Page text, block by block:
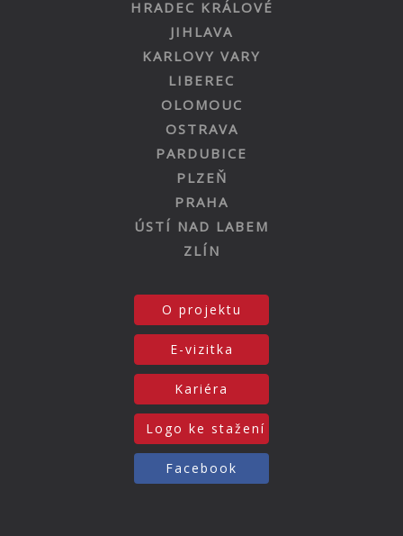
HRADEC KRÁLOVÉ
JIHLAVA
KARLOVY VARY
LIBEREC
OLOMOUC
OSTRAVA
PARDUBICE
PLZEŇ
PRAHA
ÚSTÍ NAD LABEM
ZLÍN
O projektu
E-vizitka
Kariéra
Logo ke stažení
Facebook